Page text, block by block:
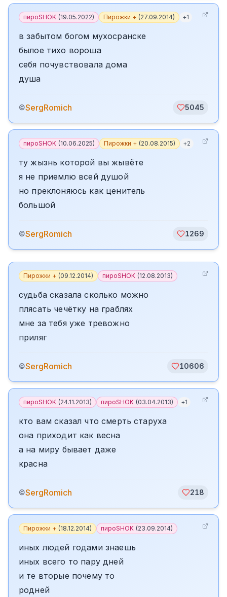
пироSHOK (19.05.2022) Пирожки + (27.09.2014) +1
в забытом богом мухосранске
былое тихо вороша
себя почувствовала дома
душа
©SergRomich 5045
пироSHOK (10.06.2025) Пирожки + (20.08.2015) +2
ту жызнь которой вы жывёте
я не приемлю всей душой
но преклоняюсь как ценитель
большой
©SergRomich 1269
Пирожки + (09.12.2014) пироSHOK (12.08.2013)
судьба сказала сколько можно
плясать чечётку на граблях
мне за тебя уже тревожно
приляг
©SergRomich 10606
пироSHOK (24.11.2013) пироSHOK (03.04.2013) +1
кто вам сказал что смерть старуха
она приходит как весна
а на миру бывает даже
красна
©SergRomich 218
Пирожки + (18.12.2014) пироSHOK (23.09.2014)
иных людей годами знаешь
иных всего то пару дней
и те вторые почему то
родней